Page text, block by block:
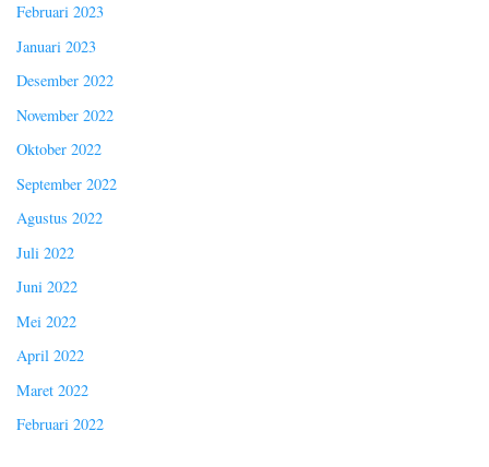
Februari 2023
Januari 2023
Desember 2022
November 2022
Oktober 2022
September 2022
Agustus 2022
Juli 2022
Juni 2022
Mei 2022
April 2022
Maret 2022
Februari 2022